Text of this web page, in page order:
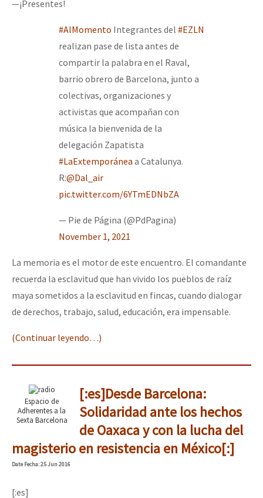
—¡Presentes!
#AlMomento Integrantes del #EZLN
realizan pase de lista antes de
compartir la palabra en el Raval,
barrio obrero de Barcelona, junto a
colectivas, organizaciones y
activistas que acompañan con
música la bienvenida de la
delegación Zapatista
#LaExtemporánea a Catalunya.
R:@Dal_air
pic.twitter.com/6YTmEDNbZA
— Pie de Página (@PdPagina)
November 1, 2021
La memoria es el motor de este encuentro. El comandante
recuerda la esclavitud que han vivido los pueblos de raíz
maya sometidos a la esclavitud en fincas, cuando dialogar
de derechos, trabajo, salud, educación, era impensable.
(Continuar leyendo…)
Espacio de
Adherentes a la
Sexta Barcelona
[:es]Desde Barcelona:
Solidaridad ante los hechos
de Oaxaca y con la lucha del
magisterio en resistencia en México[:]
DateFecha: 25 Jun 2016
[:es]